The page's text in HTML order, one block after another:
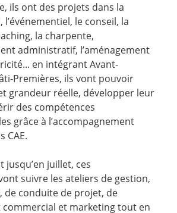
ils ont des projets dans la
le conseil, la
la charpente,
administratif, l’aménagement
en intégrant Avant-
Premières, ils vont pouvoir
grandeur réelle, développer leur
des compétences
grâce à l’accompagnement
CAE.
jusqu’en juillet, ces
suivre les ateliers de gestion,
de conduite de projet, de
et marketing tout en